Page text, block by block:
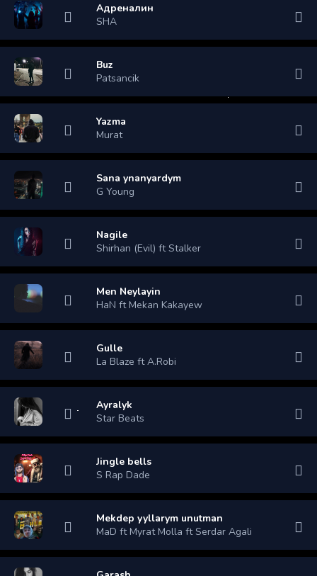
Адреналин
SHA
Buz
Patsancik
Yazma
Murat
Sana ynanyardym
G Young
Nagile
Shirhan (Evil) ft Stalker
Men Neylayin
HaN ft Mekan Kakayew
Gulle
La Blaze ft A.Robi
Ayralyk
Star Beats
Jingle bells
S Rap Dade
Mekdep yyllarym unutman
MaD ft Myrat Molla ft Serdar Agali